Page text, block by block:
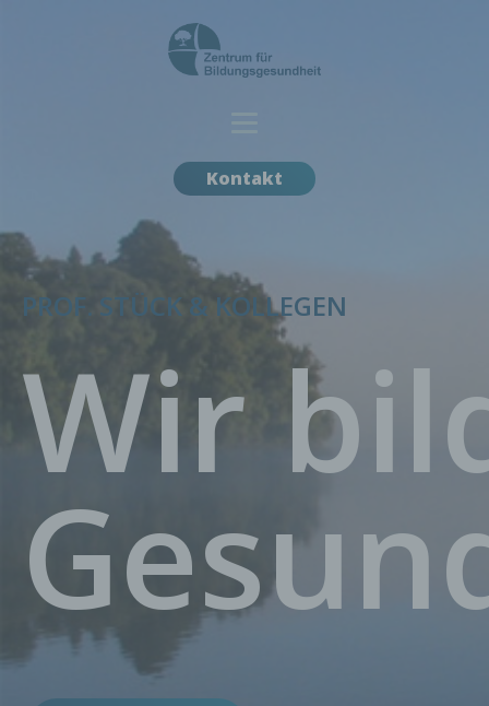
Kontakt
PROF. STÜCK & KOLLEGEN
Wir